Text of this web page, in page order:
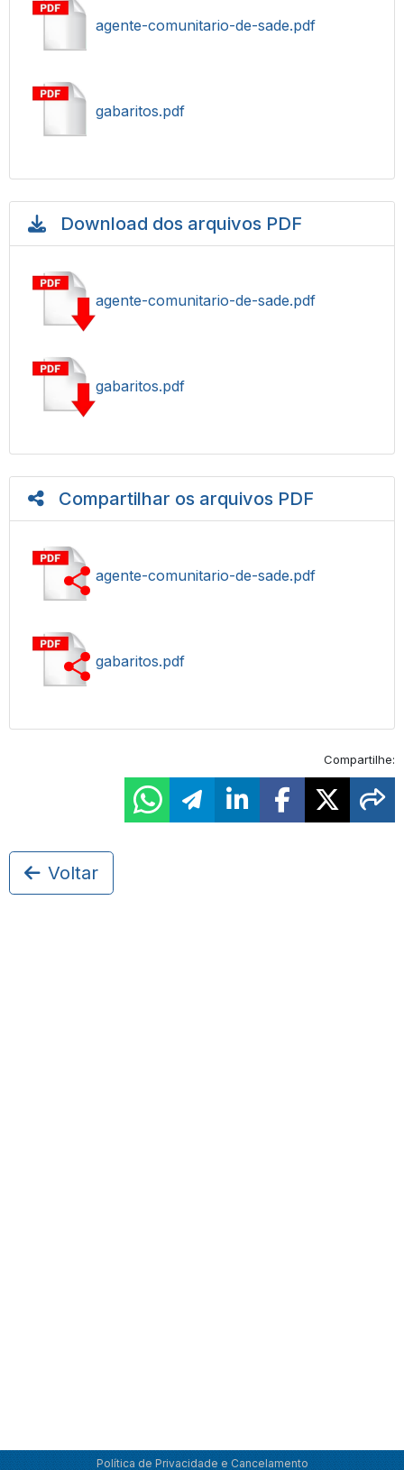
agente-comunitario-de-sade.pdf
gabaritos.pdf
Download dos arquivos PDF
agente-comunitario-de-sade.pdf
gabaritos.pdf
Compartilhar os arquivos PDF
agente-comunitario-de-sade.pdf
gabaritos.pdf
Compartilhe:
Voltar
Política de Privacidade e Cancelamento